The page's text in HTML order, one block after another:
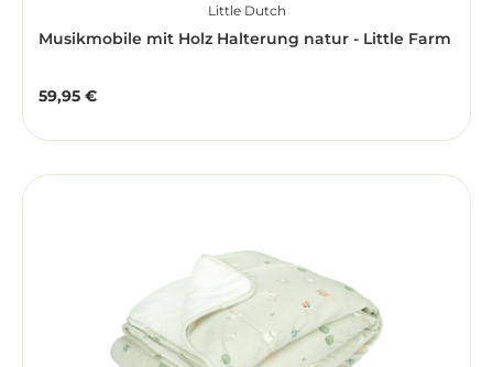
Little Dutch
Musikmobile mit Holz Halterung natur - Little Farm
Regulärer Preis:
59,95 €